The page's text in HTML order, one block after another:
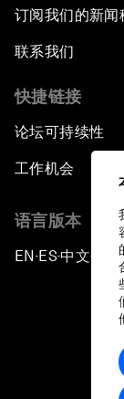
订阅我们的新闻
联系我们
快捷链接
论坛可持续性
工作机会
语言版本
EN ▪ES▪中文▪ 日